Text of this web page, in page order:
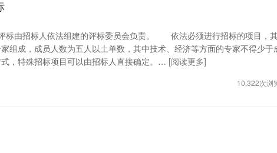
招标人依法组建的评标委员会负责。 依法必须进行招标的项目，
组成，成员人数为五人以土单数，其中技术、经济等方面的专家不得少于
，特殊招标项目可以由招标人直接确定。… [阅读更多]
10,322次浏